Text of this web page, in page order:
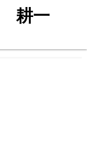
耕一